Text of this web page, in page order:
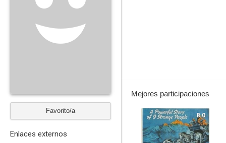
Favorito/a
Enlaces externos
Mejores participaciones
8.0